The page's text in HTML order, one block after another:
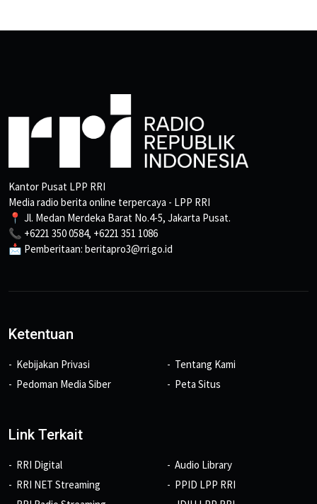
Kantor Pusat LPP RRI
Media radio berita online terpercaya - LPP RRI
📍 Jl. Medan Merdeka Barat No.4-5, Jakarta Pusat.
📞 +6221 350 0584, +6221 351 1086
📩 Pemberitaan: beritapro3@rri.go.id
Ketentuan
Kebijakan Privasi
Pedoman Media Siber
Tentang Kami
Peta Situs
Link Terkait
RRI Digital
RRI NET Streaming
Audio Library
PPID LPP RRI